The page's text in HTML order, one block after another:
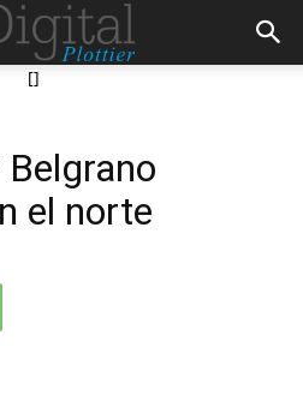
[]
el norte